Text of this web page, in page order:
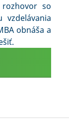
rozhovor so
vzdelávania
obnáša a